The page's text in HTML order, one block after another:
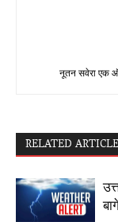
नूतन सवेरा एक
RELATED